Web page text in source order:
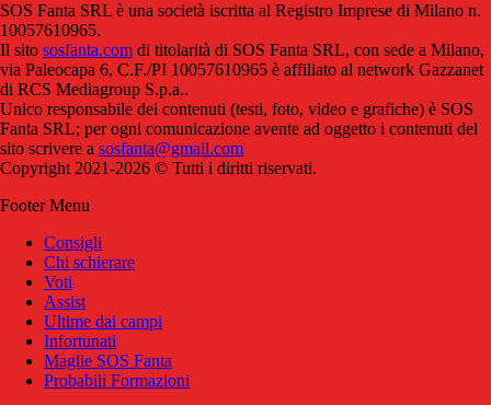
SOS Fanta SRL è una società iscritta al Registro Imprese di Milano n.
10057610965.
Il sito sosfanta.com di titolarità di SOS Fanta SRL, con sede a Milano,
via Paleocapa 6, C.F./PI 10057610965 è affiliato al network Gazzanet
di RCS Mediagroup S.p.a..
Unico responsabile dei contenuti (testi, foto, video e grafiche) è SOS
Fanta SRL; per ogni comunicazione avente ad oggetto i contenuti del
sito scrivere a sosfanta@gmail.com
Copyright 2021-2026 © Tutti i diritti riservati.
Footer Menu
Consigli
Chi schierare
Voti
Assist
Ultime dai campi
Infortunati
Maglie SOS Fanta
Probabili Formazioni